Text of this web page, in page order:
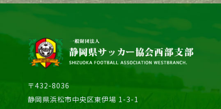
〒432-8036
静岡県浜松市中央区東伊場 1-3-1